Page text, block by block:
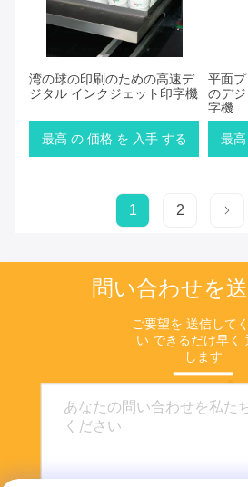
湾の球の印刷のための高速デ
ジタル インクジェット印字機
最高 の 価格 を 入手 する
平面
のデ
字機
最
1 2
問い合わせを
ご要望を 送信して
い できるだけ早く
します